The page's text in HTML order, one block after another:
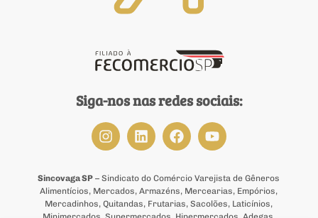
Siga-nos nas redes sociais:
Sincovaga SP – Sindicato do Comércio Varejista de Gêneros
Alimentícios, Mercados, Armazéns, Mercearias, Empórios,
Mercadinhos, Quitandas, Frutarias, Sacolões, Laticínios,